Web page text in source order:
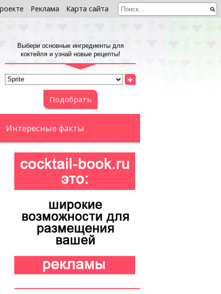
Реклама Карта сайта
Выбери основные ингредиенты для
коктейля и узнай новые рецепты!
+
Подобрать
Интересные факты